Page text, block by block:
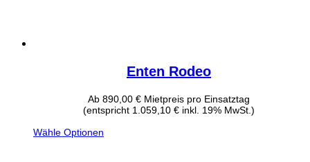
Enten Rodeo
Ab 890,00 € Mietpreis pro Einsatztag
(entspricht 1.059,10 € inkl. 19% MwSt.)
Wähle Optionen